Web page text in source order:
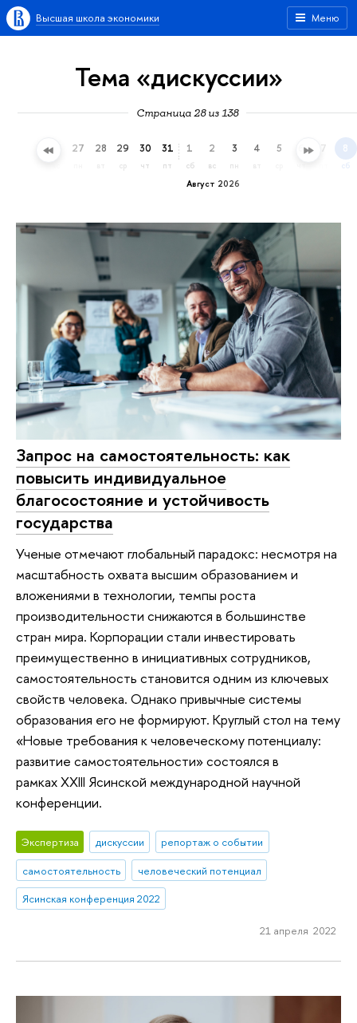
Меню
Высшая школа экономики
Тема «дискуссии»
Страница 28 из 138
26 27 28 29
ср
30
чт
31
пт
Август 2026
1
сб
2
вс
3
пн
4 5 6 7 8
сб
Запрос на самостоятельность: как
повысить индивидуальное
благосостояние и устойчивость
государства
Ученые отмечают глобальный парадокс: несмотря на
масштабность охвата высшим образованием и
вложениями в технологии, темпы роста
производительности снижаются в большинстве
стран мира. Корпорации стали инвестировать
преимущественно в инициативных сотрудников,
самостоятельность становится одним из ключевых
свойств человека. Однако привычные системы
образования его не формируют. Круглый стол на тему
«Новые требования к человеческому потенциалу:
развитие самостоятельности» состоялся в
рамках XXIII Ясинской международной научной
конференции.
Экспертиза дискуссии
репортаж о событии
самостоятельность
человеческий потенциал
Ясинская конференция 2022
21 апреля 2022